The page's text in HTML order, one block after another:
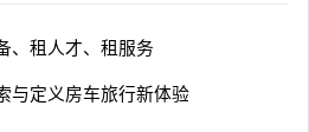
、租人才、租服务
与定义房车旅行新体验